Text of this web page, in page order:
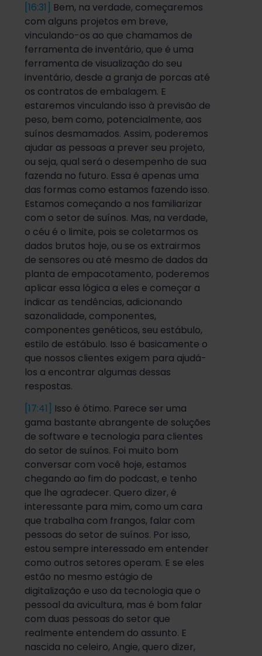
[16:31] Bem, na verdade, começaremos
com alguns projetos em breve,
vinculando-os ao que chamamos de
ferramenta de inventário, que é uma
ferramenta de visualização do seu
inventário, desde a granja de porcas até
os contratos de embalagem. E
estaremos vinculando isso à previsão de
peso, bem como, potencialmente, aos
suínos desmamados. Assim, poderemos
ajudar as pessoas a prever seu projeto,
ou seja, qual será o desempenho de sua
fazenda no futuro. Essa é apenas uma
das formas como estamos fazendo isso.
Estamos começando a nos familiarizar
com o setor de suínos. Mas, na verdade,
o céu é o limite, pois se coletarmos os
dados brutos hoje, ou se os extrairmos
de sensores ou até mesmo de dados da
planta de empacotamento, poderemos
aplicar essa lógica a eles e começar a
indicar as tendências, adicionando
sazonalidade, componentes,
componentes genéticos, seu estábulo,
estilo de estábulo. Isso é basicamente o
que nossos clientes exigem para ajudá-
los a encontrar algumas dessas
respostas.
[17:41] Isso é ótimo. Parece ser uma
gama bastante abrangente de soluções
de software e tecnologia para clientes
do setor de suínos. Foi muito bom
conversar com você hoje, estamos
chegando ao fim do podcast, e tenho
que lhe agradecer. Quero dizer, é
interessante para mim, como um cara
que trabalha com frangos, falar com
pessoas do setor de suínos. Por isso,
estou sempre interessado em entender
como outros setores operam. E se eles
estão no mesmo estágio de
digitalização e uso da tecnologia que o
pessoal da avicultura, mas é bom falar
com duas pessoas do setor que
realmente entendem do assunto. E
nascida no celeiro, Angie, quero dizer,